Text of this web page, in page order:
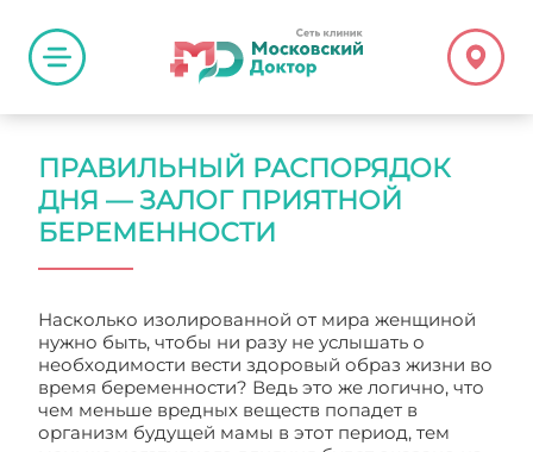
ПРАВИЛЬНЫЙ РАСПОРЯДОК
ДНЯ — ЗАЛОГ ПРИЯТНОЙ
БЕРЕМЕННОСТИ
Насколько изолированной от мира женщиной
нужно быть, чтобы ни разу не услышать о
необходимости вести здоровый образ жизни во
время беременности? Ведь это же логично, что
чем меньше вредных веществ попадет в
организм будущей мамы в этот период, тем